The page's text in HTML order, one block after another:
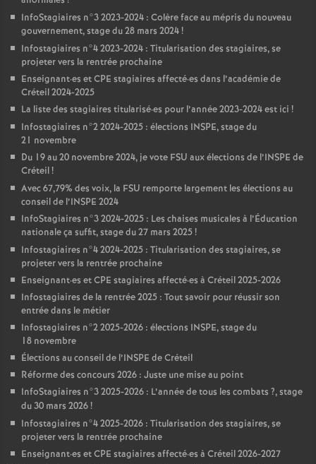
InfoStagiaires n°3 2023-2024 : Colère face au mépris du nouveau
gouvernement, stage du 28 mars 2024!
Infostagiaires n°4 2023-2024 : Titularisation des stagiaires, se
projeter vers la rentrée prochaine
Enseignant·es etCPE stagiaires affecté·es dans l’académie de
Créteil 2024-2025
La liste des stagiaires titularisé·es pour l’année 2023-2024 est ici !
Infostagiaires n°2 2024-2025 : élections INSPE, stage du
21 novembre
Du 19 au 20 novembre 2024, je vote FSU aux élections de l’INSPE de
Créteil!
Avec 67,79% des voix, la FSU remporte largement les élections au
conseil de l’INSPE 2024
InfoStagiaires n°3 2024-2025 : Les chaises musicales à l’Éducation
nationale ça suffit, stage du 27 mars 2025!
Infostagiaires n°4 2024-2025 : Titularisation des stagiaires, se
projeter vers la rentrée prochaine
Enseignant·es etCPE stagiaires affecté·es à Créteil 2025-2026
Infostagiaires de la rentrée 2025 : Tout savoir pour réussir son
entrée dans le métier
Infostagiaires n°2 2025-2026 : élections INSPE, stage du
18 novembre
Élections au conseil de l’INSPE de Créteil
Réforme des concours 2026 : Juste une mise au point
InfoStagiaires n°3 2025-2026 : L’année de tous les combats ?, stage
du 30 mars 2026!
Infostagiaires n°4 2025-2026 : Titularisation des stagiaires, se
projeter vers la rentrée prochaine
Enseignant·es etCPE stagiaires affecté·es à Créteil 2026-2027